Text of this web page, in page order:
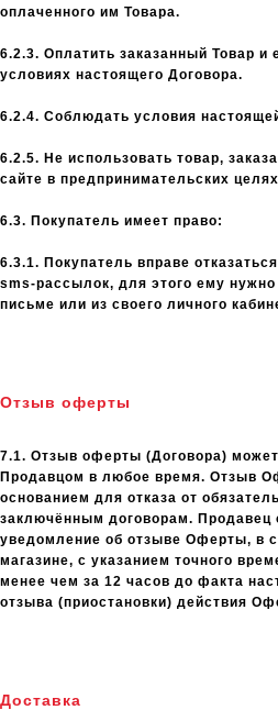
оплаченного им Товара.
6.2.3. Оплатить заказанный Товар и
условиях настоящего Договора.
6.2.4. Соблюдать условия
6.2.5. Не использовать товар,
сайте в предпринимательских
6.3. Покупатель имеет право:
6.3.1. Покупатель вправе
sms-рассылок, для этого ему
письме или из своего личного
Отзыв оферты
7.1. Отзыв оферты (Договора)
Продавцом в любое время. Отзыв
основанием для отказа от
заключённым договорам. Продавец
уведомление об отзыве Оферты, в
магазине, с указанием точного
менее чем за 12 часов до факта
отзыва (приостановки) действия
Доставка